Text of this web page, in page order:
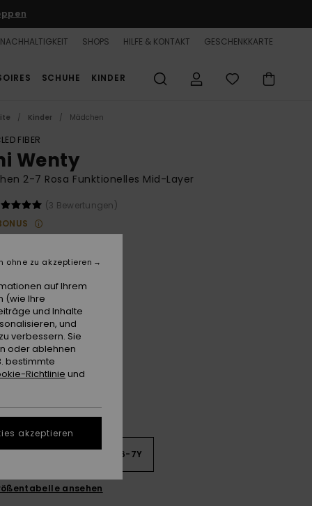
NACHHALTIGKEIT SHOPS HILFE & KONTAKT GESCHENKKARTE
SCHUHE KINDER
Kinder Mädchen
FIBER
Wenty
2-7 Rosa Funktionelles Mid-Layer
(3 Bewertungen)
€
RABATT 25% EXTRA
Discreet Mauve
6-7Y
ansehen
auf Ihrem
(wie Ihre
und Inhalte
und
verbessern. Sie
oder ablehnen
bestimmte
Richtlinie und
ohne zu akzeptieren
akzeptieren